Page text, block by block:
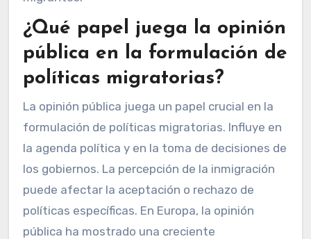
¿Qué papel juega la opinión
pública en la formulación de
políticas migratorias?
La opinión pública juega un papel crucial en la
formulación de políticas migratorias. Influye en
la agenda política y en la toma de decisiones de
los gobiernos. La percepción de la inmigración
puede afectar la aceptación o rechazo de
políticas específicas. En Europa, la opinión
pública ha mostrado una creciente